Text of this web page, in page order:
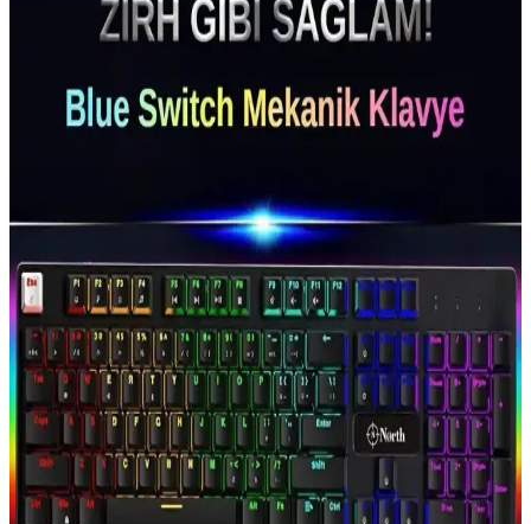
Razer BlackWidow V2 Mekanik Klavye İncelemesi:
Razer BlackWidow V2, yüksek performanslı mekanik tuşları ve
özelleştirilebilir RGB ışıklandırmasıyla öne çıkan dayanıklı ve
Redragon K617 Fizz Mekanik Klavye İncelemesi:
Kompakt ve Güçlü Tasarım Özellikleri
Redragon K617 Fizz, yüksek performanslı mekanik anahtarlar ve
RGB aydınlatma ile öne çıkan, kompakt ve dayanıklı tasarımıyla
hem oyun hem de ofis kullanımı için ideal bir klavyedir.
Philips SPK8403 ve Rampage KB-R86 Mekanik
Klavye Karşılaştırması
Philips SPK8403 ve Rampage KB-R86 klavyeleri, aydınlatma, tuş
yapısı ve performans açısından karşılaştırıldı. Kullanıcı yorumlarıyla
ürünlerin avantajları ve sorunları özetleniyor.